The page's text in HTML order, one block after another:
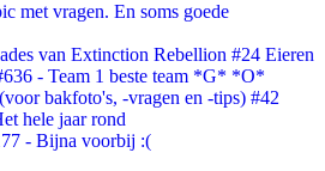
met vragen. En soms goede
van Extinction Rebellion #24 Eieren
- Team 1 beste team *G* *O*
bakfoto's, -vragen en -tips) #42
hele jaar rond
- Bijna voorbij :(